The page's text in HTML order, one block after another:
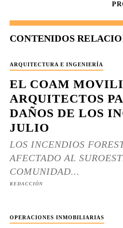
CONTENIDOS
ARQUITECTURA E INGENIERÍA
EL COAM
ARQUITECTOS
DAÑOS DE LOS
JULIO
LOS INCENDIOS
AFECTADO AL
COMUNIDAD...
REDACCIÓN
OPERACIONES INMOBILIARIAS